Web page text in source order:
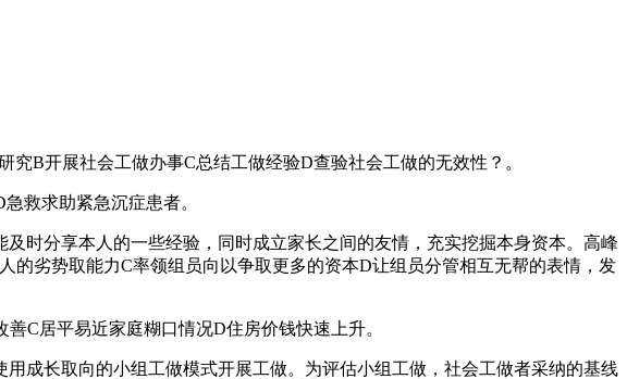
B开展社会工做办事C总结工做经验D查验社会工做的无效性？。
救求助紧急沉症患者。
分享本人的一些经验，同时成立家长之间的友情，充实挖掘本身资本。高峰
劣势取能力C率领组员向以争取更多的资本D让组员分管相互无帮的表情，发
C居平易近家庭糊口情况D住房价钱快速上升。
长取向的小组工做模式开展工做。为评估小组工做，社会工做者采纳的基线